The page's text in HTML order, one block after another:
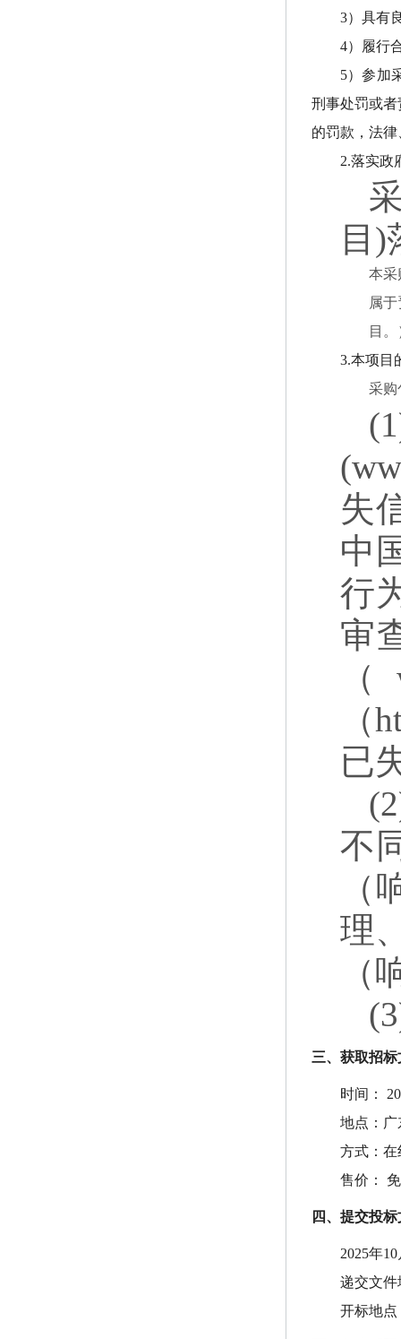
3）具有
4）履行
5）参加
刑事处罚或
的罚款，法
2.落实政
目
本采
属
目
3.本项目
采购
失
中
行
审
（
已
不
理
（
三、获取招标
时间：
地点： 广
方式： 在
售价：
四、提交投
2025年
递交文件
开标地点